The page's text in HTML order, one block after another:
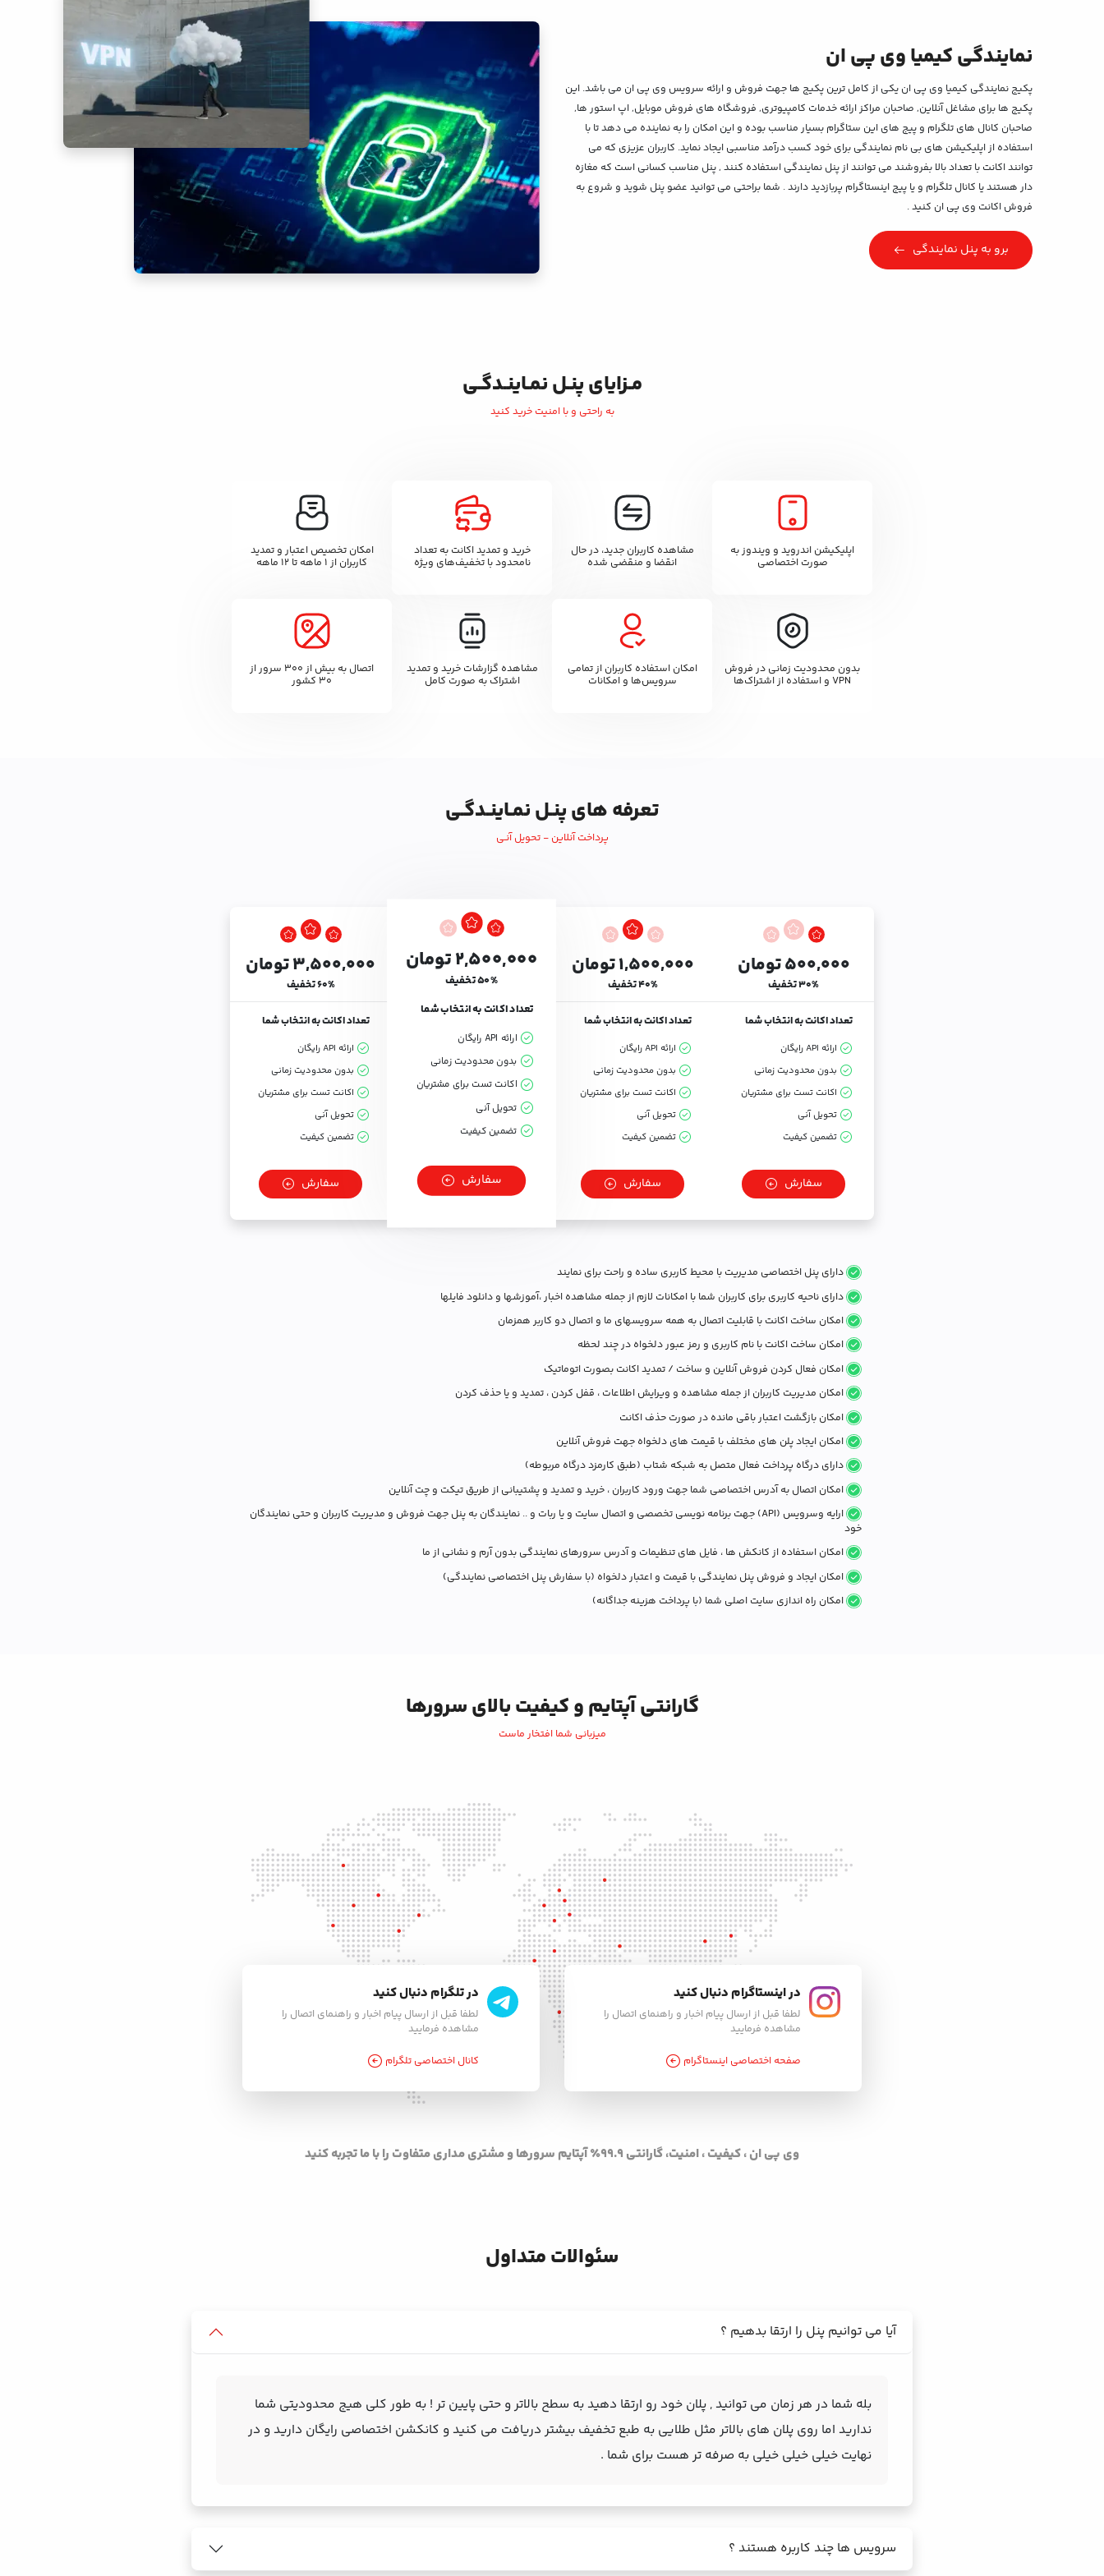
نمایندگی کیمیا وی پی ان
پکیج نمایندگی کیمیا وی پی ان یکی از کامل ترین پکیج ها جهت فروش و ارائه سرویس وی پی ان می باشد. این
پکیج ها برای مشاغل آنلاین, صاحبان مراکز ارائه خدمات کامپیوتری, فروشگاه های فروش موبایل, اپ استور ها,
صاحبان کانال های تلگرام و پیج های این ستاگرام بسیار مناسب بوده و این امکان را به نماینده می دهد تا با
استفاده از اپلیکیشن های بی نام نمایندگی برای خود کسب درآمد مناسبی ایجاد نماید. کاربران عزیزی که می
توانند اکانت با تعداد بالا بفروشند می توانند از پنل نمایندگی استفاده کنند , پنل مناسب کسانی است که مغازه
دار هستند یا کانال تلگرام و یا پیج اینستاگرام پربازدید دارند . شما براحتی می توانید عضو پنل شوید و شروع به
فروش اکانت وی پی ان کنید .
برو به پنل نمایندگی
مـزایای پنـل نمـاینـدگـی
به راحتی و با امنیت خرید کنید
اپلیکیشن اندروید و ویندوز به
صورت اختصاصی
مشاهده کاربران جدید، در حال
انقضا و منقضی شده
خرید و تمدید اکانت به تعداد
نامحدود با تخفیف‌های ویژه
امکان تخصیص اعتبار و تمدید
کاربران از ۱ ماهه تا ۱۲ ماهه
بدون محدودیت زمانی در فروش
VPN و استفاده از اشتراک‌ها
امکان استفاده کاربران از تمامی
سرویس‌ها و امکانات
مشاهده گزارشات خرید و تمدید
اشتراک به صورت کامل
اتصال به بیش از ۳۰۰ سرور از
۳۰ کشور
تعرفه های پنـل نمـاینـدگـی
پرداخت آنلاین - تحویل آنـی
۵۰۰,۰۰۰ تومان
۳۰% تخفیف
تعداد اکانت به انتخاب شما
ارائه API رایگان
بدون محدودیت زمانی
اکانت تست برای مشتریان
تحویل آنی
تضمین کیفیت
سفارش
۱,۵۰۰,۰۰۰ تومان
۴۰% تخفیف
تعداد اکانت به انتخاب شما
ارائه API رایگان
بدون محدودیت زمانی
اکانت تست برای مشتریان
تحویل آنی
تضمین کیفیت
سفارش
۲,۵۰۰,۰۰۰ تومان
۵۰% تخفیف
تعداد اکانت به انتخاب شما
ارائه API رایگان
بدون محدودیت زمانی
اکانت تست برای مشتریان
تحویل آنی
تضمین کیفیت
سفارش
۳,۵۰۰,۰۰۰ تومان
۶۰% تخفیف
تعداد اکانت به انتخاب شما
ارائه API رایگان
بدون محدودیت زمانی
اکانت تست برای مشتریان
تحویل آنی
تضمین کیفیت
سفارش
دارای پنل اختصاصی مدیریت با محیط کاربری ساده و راحت برای نمایند
دارای ناحیه کاربری برای کاربران شما با امکانات لازم از جمله مشاهده اخبار ،آموزشها و دانلود فایلها
امکان ساخت اکانت با قابلیت اتصال به همه سرویسهای ما و اتصال دو کاربر همزمان
امکان ساخت اکانت با نام کاربری و رمز عبور دلخواه در چند لحظه
امکان فعال کردن فروش آنلاین و ساخت / تمدید اکانت بصورت اتوماتیک
امکان مدیریت کاربران از جمله مشاهده و ویرایش اطلاعات ، قفل کردن ، تمدید و یا حذف کردن
امکان بازگشت اعتبار باقی مانده در صورت حذف اکانت
امکان ایجاد پلن های مختلف با قیمت های دلخواه جهت فروش آنلاین
دارای درگاه پرداخت فعال متصل به شبکه شتاب (طبق کارمزد درگاه مربوطه)
امکان اتصال به آدرس اختصاصی شما جهت ورود کاربران ، خرید و تمدید و پشتیبانی از طریق تیکت و چت آنلاین
ارایه وسرویس (API) جهت برنامه نویسی تخصصی و اتصال سایت و یا ربات و .. نمایندگان به پنل جهت فروش و مدیریت کاربران و حتی نمایندگان
خود
امکان استفاده از کانکش ها ، فایل های تنظیمات و آدرس سرورهای نمایندگی بدون آرم و نشانی از ما
امکان ایجاد و فروش پنل نمایندگی با قیمت و اعتبار دلخواه (با سفارش پنل اختصاصی نمایندگی)
امکان راه اندازی سایت اصلی شما (با پرداخت هزینه جداگانه)
گارانتی آپتایم و کیفیت بالای سرورها
میزبانی شما افتخار ماست
در اینستاگرام دنبال کنید
لطفا قبل از ارسال پیام اخبار و راهنمای اتصال را
مشاهده فرمایید
صفحه اختصاصی اینستاگرام
در تلگرام دنبال کنید
لطفا قبل از ارسال پیام اخبار و راهنمای اتصال را
مشاهده فرمایید
کانال اختصاصی تلگرام
وی پی ان ، کیفیت ، امنیت، گارانتی ۹۹.۹٪ آپتایم سرورها و مشتری مداری متفاوت را با ما تجربه کنید
سئوالات متداول
آیا می توانیم پنل را ارتقا بدهیم ؟
بله شما در هر زمان می توانید , پلان خود رو ارتقا دهید به سطح بالاتر و حتی پایین تر ! به طور کلی هیج محدودیتی شما
ندارید اما روی پلان های بالاتر مثل طلایی به طبع تخفیف بیشتر دریافت می کنید و کانکشن اختصاصی رایگان دارید و در
نهایت خیلی خیلی خیلی به صرفه تر هست برای شما .
سرویس ها چند کاربره هستند ؟